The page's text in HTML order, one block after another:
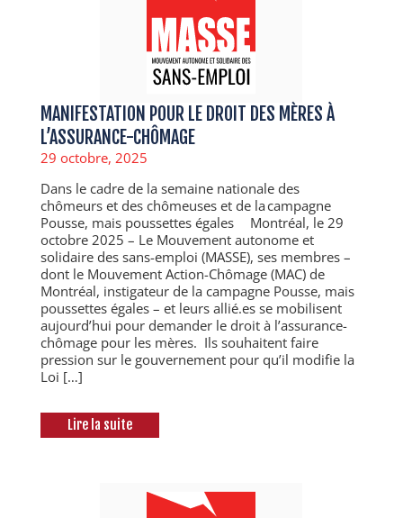
MANIFESTATION POUR LE DROIT DES MÈRES À
L’ASSURANCE-CHÔMAGE
29 octobre, 2025
Dans le cadre de la semaine nationale des
chômeurs et des chômeuses et de la campagne
Pousse, mais poussettes égales Montréal, le 29
octobre 2025 – Le Mouvement autonome et
solidaire des sans-emploi (MASSE), ses membres –
dont le Mouvement Action-Chômage (MAC) de
Montréal, instigateur de la campagne Pousse, mais
poussettes égales – et leurs allié.es se mobilisent
aujourd’hui pour demander le droit à l’assurance-
chômage pour les mères. Ils souhaitent faire
pression sur le gouvernement pour qu’il modifie la
Loi […]
Lire la suite